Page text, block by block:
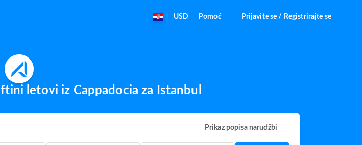
USD Pomoć Prijavite se / Registrirajte se
letovi iz Cappadocia za Istanbul
Prikaz popisa narudžbi